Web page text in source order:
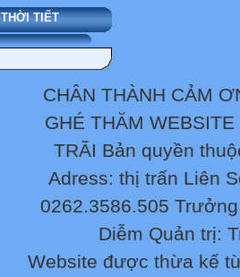
THỜI TIẾT
CHÂN THÀNH CẢM
GHÉ THĂM
TRÃI Bản quyền
Adress: thị trấn Liên
0262.3586.505
Diễm Quản trị:
Website được thừa kế